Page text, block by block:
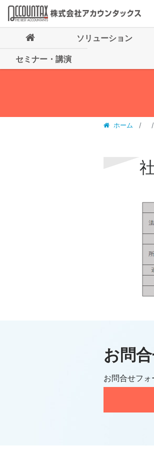
ソリューション
セミナー・講演
ホーム
お問
お問合せフォ